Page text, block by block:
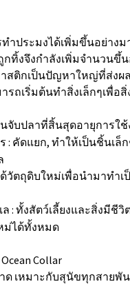
ำประมงได้เพิ่มขึ้นอย่าง
ทิ้งจึงกำลังเพิ่มจำนวนขึ้
สติกเป็นปัญหาใหญ่ที่ส่งผ
รถเริ่มต้นทำสิ่งเล็กๆเพื่อ
จับปลาที่สิ้นสุดอายุการใ
: คัดแยก, ทำให้เป็นชิ้นเล็
วัตถุดิบใหม่เพื่อนำมาทำ
ล : ทั้งสัตว์เลี้ยงและสิ่งมีชี
ม่ได้ทั้งหมด
Ocean Collar
ด เหมาะกับสุนัขทุกสายพั